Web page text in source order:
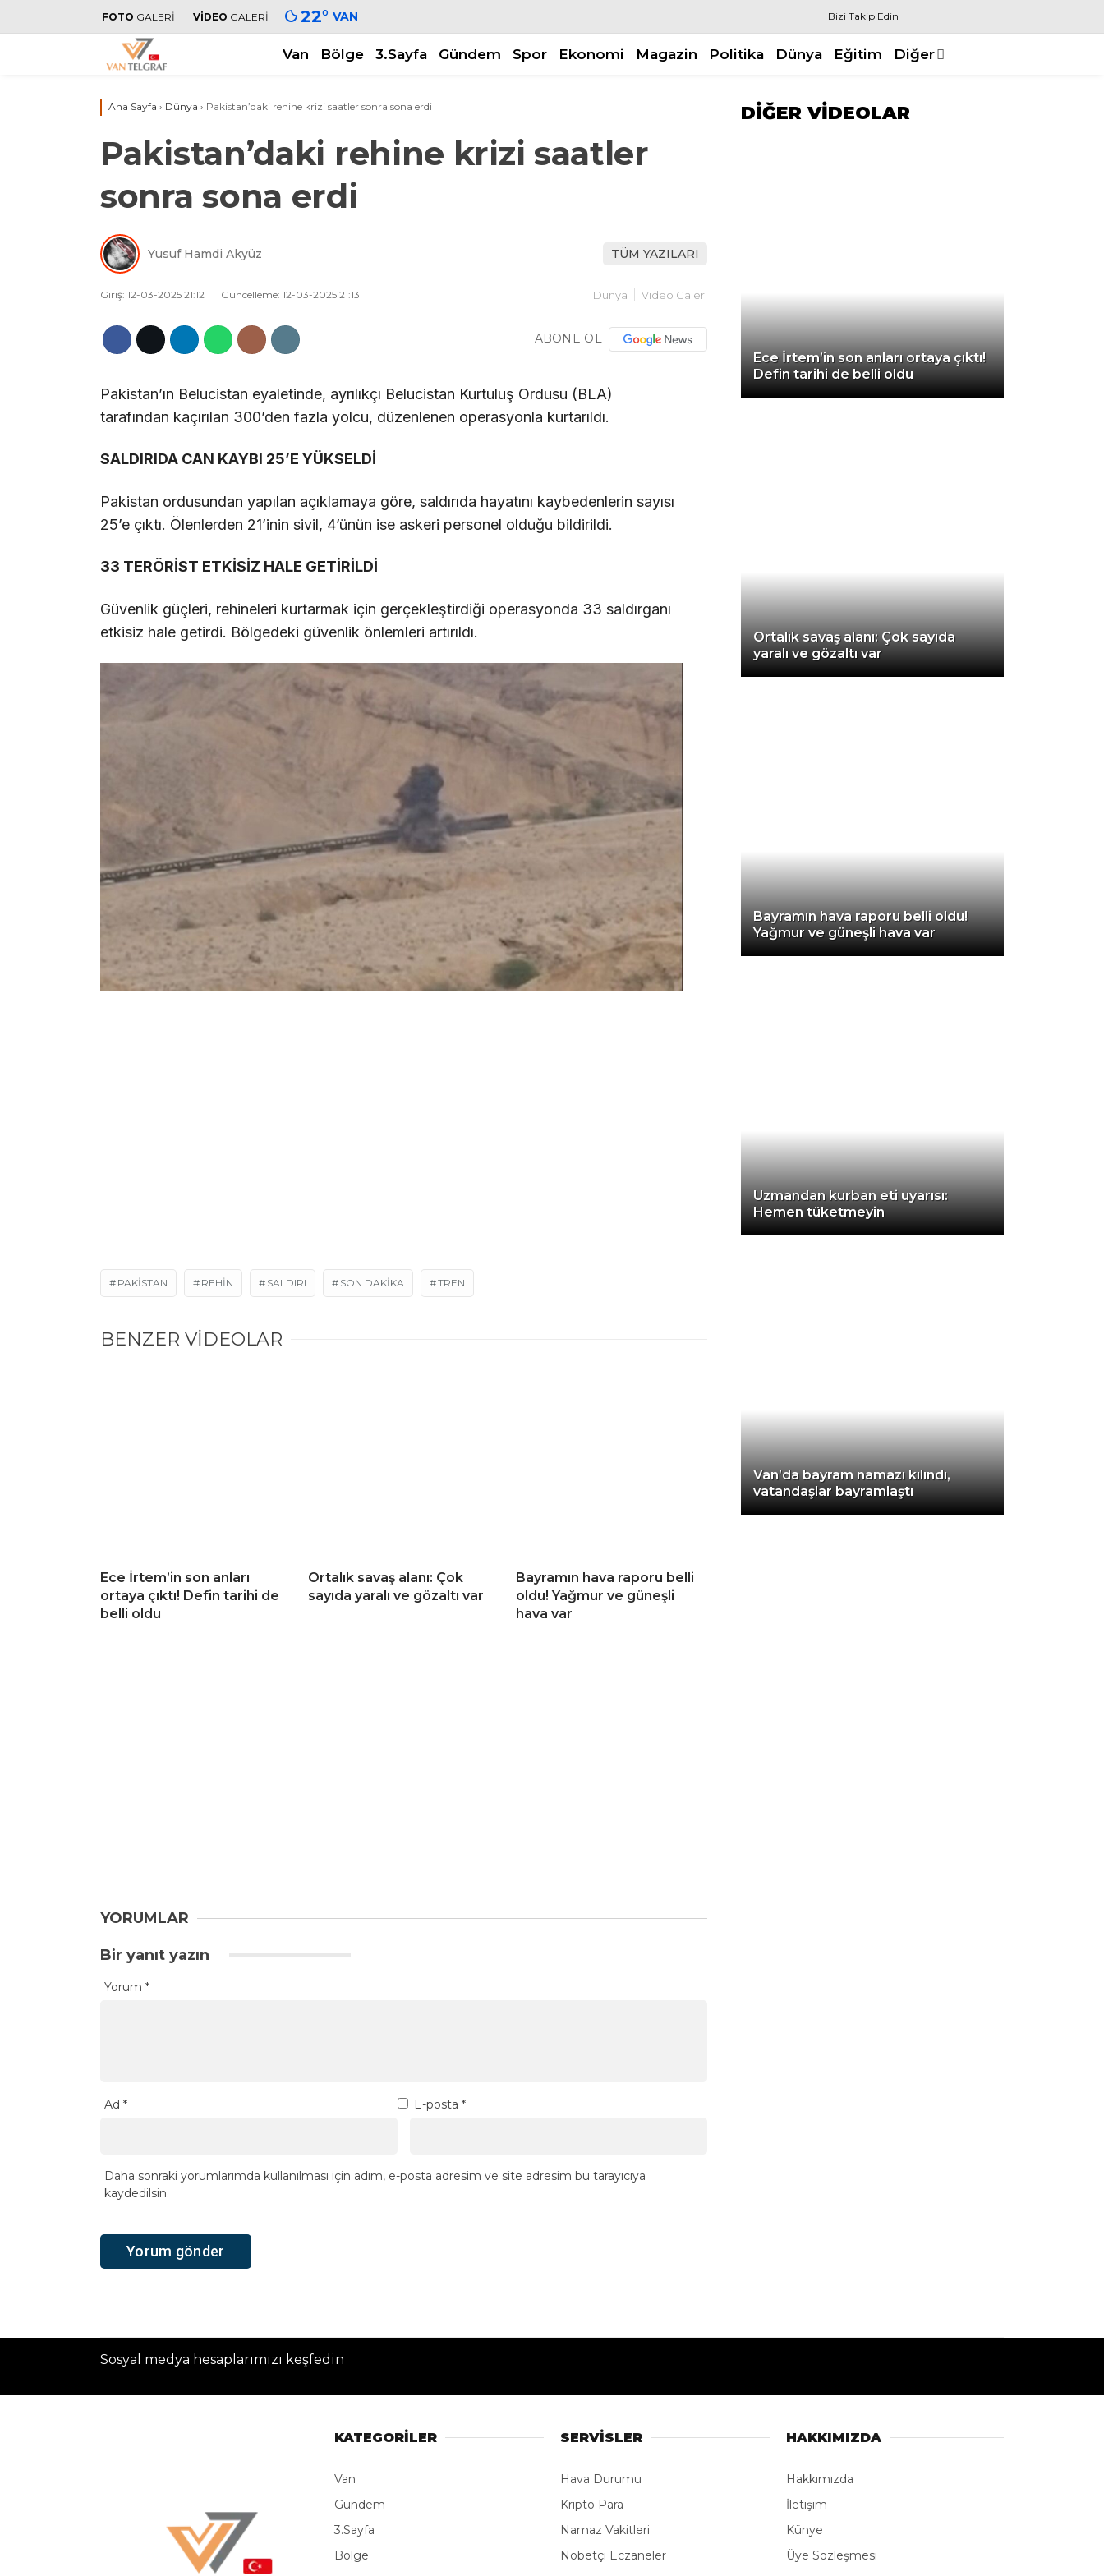
Magazin
Politika
Dünya
Instagram
Youtube
FOTO GALERİ VİDEO GALERİ 22° VAN Bizi Takip Edin
Van Bölge 3.Sayfa Gündem Spor Ekonomi Magazin Politika Dünya Eğitim Diğer
Ana Sayfa › Dünya › Pakistan’daki rehine krizi saatler sonra sona erdi
Pakistan’daki rehine krizi saatler
sonra sona erdi
Yusuf Hamdi Akyüz TÜM YAZILARI
Giriş: 12-03-2025 21:12 Güncelleme: 12-03-2025 21:13 Dünya Video Galeri
ABONE OL
Pakistan’ın Belucistan eyaletinde, ayrılıkçı Belucistan Kurtuluş Ordusu (BLA)
tarafından kaçırılan 300’den fazla yolcu, düzenlenen operasyonla kurtarıldı.
SALDIRIDA CAN KAYBI 25’E YÜKSELDİ
Pakistan ordusundan yapılan açıklamaya göre, saldırıda hayatını kaybedenlerin sayısı
25’e çıktı. Ölenlerden 21’inin sivil, 4’ünün ise askeri personel olduğu bildirildi.
33 TERÖRİST ETKİSİZ HALE GETİRİLDİ
Güvenlik güçleri, rehineleri kurtarmak için gerçekleştirdiği operasyonda 33 saldırganı
etkisiz hale getirdi. Bölgedeki güvenlik önlemleri artırıldı.
PAKISTAN REHIN SALDIRI SON DAKIKA TREN
BENZER VİDEOLAR
Ece İrtem’in son anları
ortaya çıktı! Defin tarihi de
belli oldu
Ortalık savaş alanı: Çok
sayıda yaralı ve gözaltı var
Bayramın hava raporu belli
oldu! Yağmur ve güneşli
hava var
YORUMLAR
Bir yanıt yazın
Yorum *
Ad * E-posta *
Daha sonraki yorumlarımda kullanılması için adım, e-posta adresim ve site adresim bu tarayıcıya
kaydedilsin.
DİĞER VİDEOLAR
Ece İrtem’in son anları ortaya çıktı!
Defin tarihi de belli oldu
Ortalık savaş alanı: Çok sayıda
yaralı ve gözaltı var
Bayramın hava raporu belli oldu!
Yağmur ve güneşli hava var
Uzmandan kurban eti uyarısı:
Hemen tüketmeyin
Van’da bayram namazı kılındı,
vatandaşlar bayramlaştı
Sosyal medya hesaplarımızı keşfedin
KATEGORİLER
Van
Gündem
3.Sayfa
Bölge
SERVİSLER
Hava Durumu
Kripto Para
Namaz Vakitleri
Nöbetçi Eczaneler
HAKKIMIZDA
Hakkımızda
İletişim
Künye
Üye Sözleşmesi